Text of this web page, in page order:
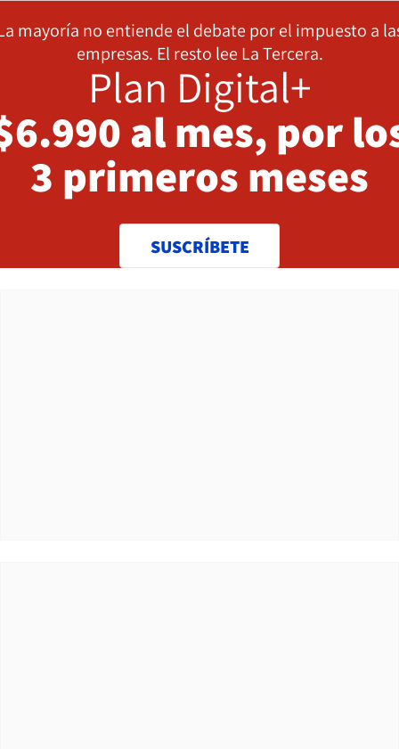
mayoría no entiende el debate por el impuesto a
empresas. El resto lee La Tercera.
Plan Digital+
al mes, por
3 primeros meses
SUSCRÍBETE